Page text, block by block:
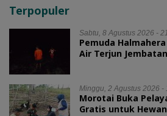
Terpopuler
Sabtu, 8 Agustus 2026 -
Pemuda
Air Terjun
Minggu, 2 Agustus 2026 -
Morotai Buka
Gratis untuk